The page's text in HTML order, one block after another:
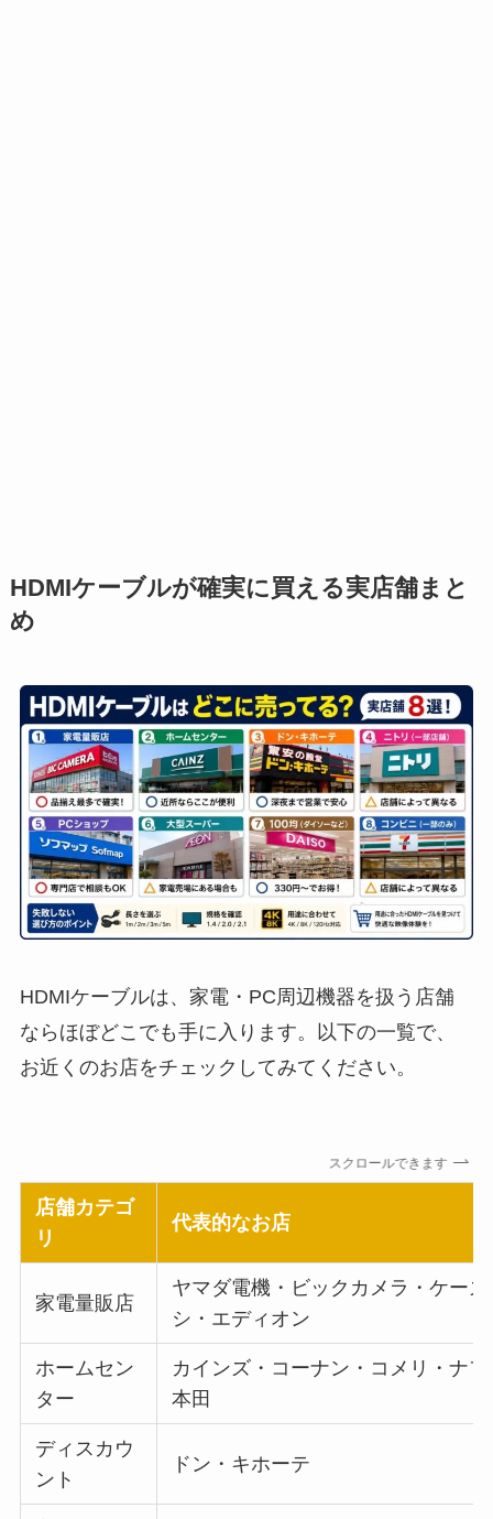
HDMIケーブルが確実に買える実店舗まと
め
HDMIケーブルは、家電・PC周辺機器を扱う店舗
ならほぼどこでも手に入ります。以下の一覧で、
お近くのお店をチェックしてみてください。
スクロールできます
店舗カテゴ
リ
代表的なお店
家電量販店
ヤマダ電機・ビックカメラ・ケー
シ・エディオン
ホームセン
ター
カインズ・コーナン・コメリ・ナ
本田
ディスカウ
ント
ドン・キホーテ